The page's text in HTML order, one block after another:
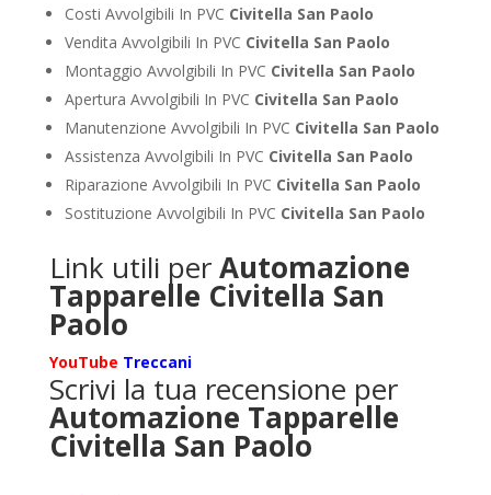
Costi Avvolgibili In PVC Civitella San Paolo
Vendita Avvolgibili In PVC Civitella San Paolo
Montaggio Avvolgibili In PVC Civitella San Paolo
Apertura Avvolgibili In PVC Civitella San Paolo
Manutenzione Avvolgibili In PVC Civitella San Paolo
Assistenza Avvolgibili In PVC Civitella San Paolo
Riparazione Avvolgibili In PVC Civitella San Paolo
Sostituzione Avvolgibili In PVC Civitella San Paolo
Link utili perAutomazione
Tapparelle Civitella San
Paolo
YouTube Treccani
Scrivi la tua recensione per
Automazione Tapparelle
Civitella San Paolo